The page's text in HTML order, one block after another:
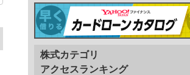
株式カテゴリ
アクセスランキング